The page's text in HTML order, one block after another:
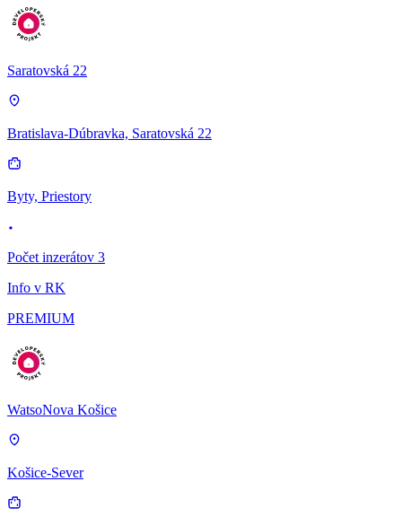
Saratovská 22
Bratislava-Dúbravka, Saratovská 22
Byty, Priestory
Počet inzerátov 3
Info v RK
PREMIUM
WatsoNova Košice
Košice-Sever